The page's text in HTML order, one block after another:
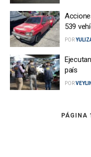
539
POR
país
POR
PÁGINA